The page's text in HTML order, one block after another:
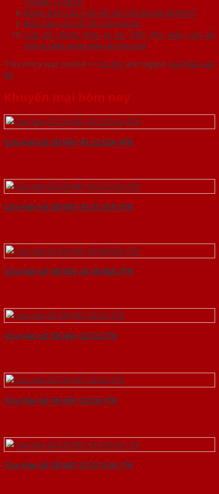
THÁNG [7/2021]
BẢNG BÁO GIÁ CỬA GỖ VÀ CỬA NHỰA [8/2021]
BÁO GIÁ CỬA GỖ VÀ CỬA NHỰA
Cửa gỗ chống cháy là gì? TOP 30+ mẫu cửa gỗ
chống cháy sang trọng và hiệu quả
This entry was posted in Tin tứcand tagged cửa thép vân
gỗ.
Khuyến mại hôm nay
Cửa Vân Gỗ 5D KAT-41.52.52A-4TK
Cửa Vân Gỗ 5D KAT-41.51.51A-3TK
Cửa Vân Gỗ 5D KAT-41.50.50A-3TK
Cửa Vân Gỗ 5D KAT-22.52-2TK
Cửa Vân Gỗ 5D KAT-22.50-2TK
Cửa Vân Gỗ 5D KAT-21.51.51A-1TK